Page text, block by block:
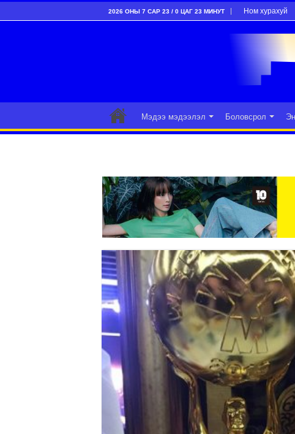
2026 ОНЫ 7 САР 23 / 0 ЦАГ 23 МИНУТ Ном хурахуй
Мэдээ мэдээлэл Боловсрол